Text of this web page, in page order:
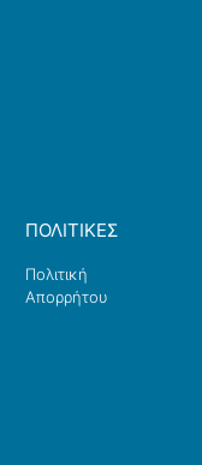
ΠΟΛΙΤΙΚΕΣ
Πολιτική
Απορρήτου